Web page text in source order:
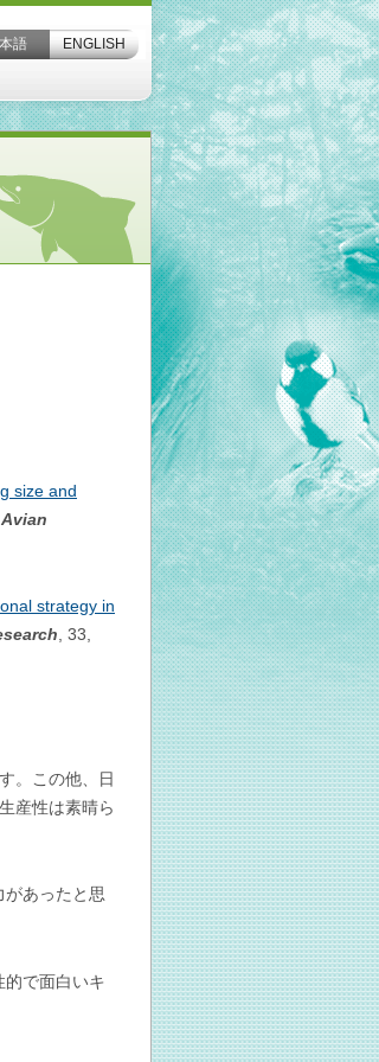
語 ENGLISH
size and
Avian
strategy in
, 33,
。この他、日
産性は素晴ら
があったと思
的で面白いキ